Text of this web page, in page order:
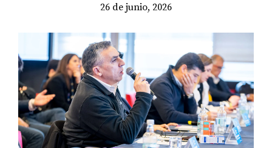
26 de junio, 2026